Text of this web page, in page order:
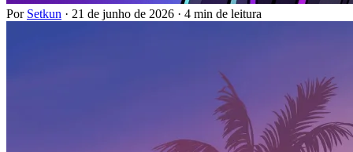
Por Setkun · 21 de junho de 2026 · 4 min de leitura